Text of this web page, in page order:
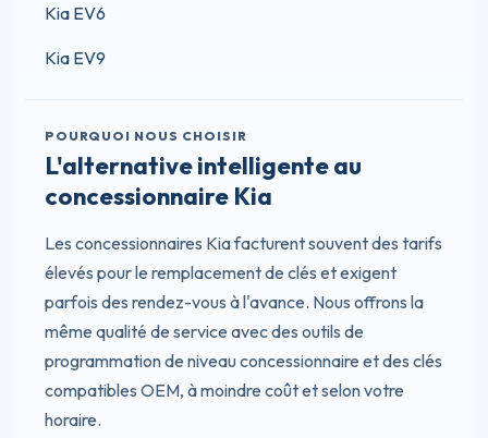
Kia EV6
Kia EV9
POURQUOI NOUS CHOISIR
L'alternative intelligente au
concessionnaire Kia
Les concessionnaires Kia facturent souvent des tarifs
élevés pour le remplacement de clés et exigent
parfois des rendez-vous à l'avance. Nous offrons la
même qualité de service avec des outils de
programmation de niveau concessionnaire et des clés
compatibles OEM, à moindre coût et selon votre
horaire.